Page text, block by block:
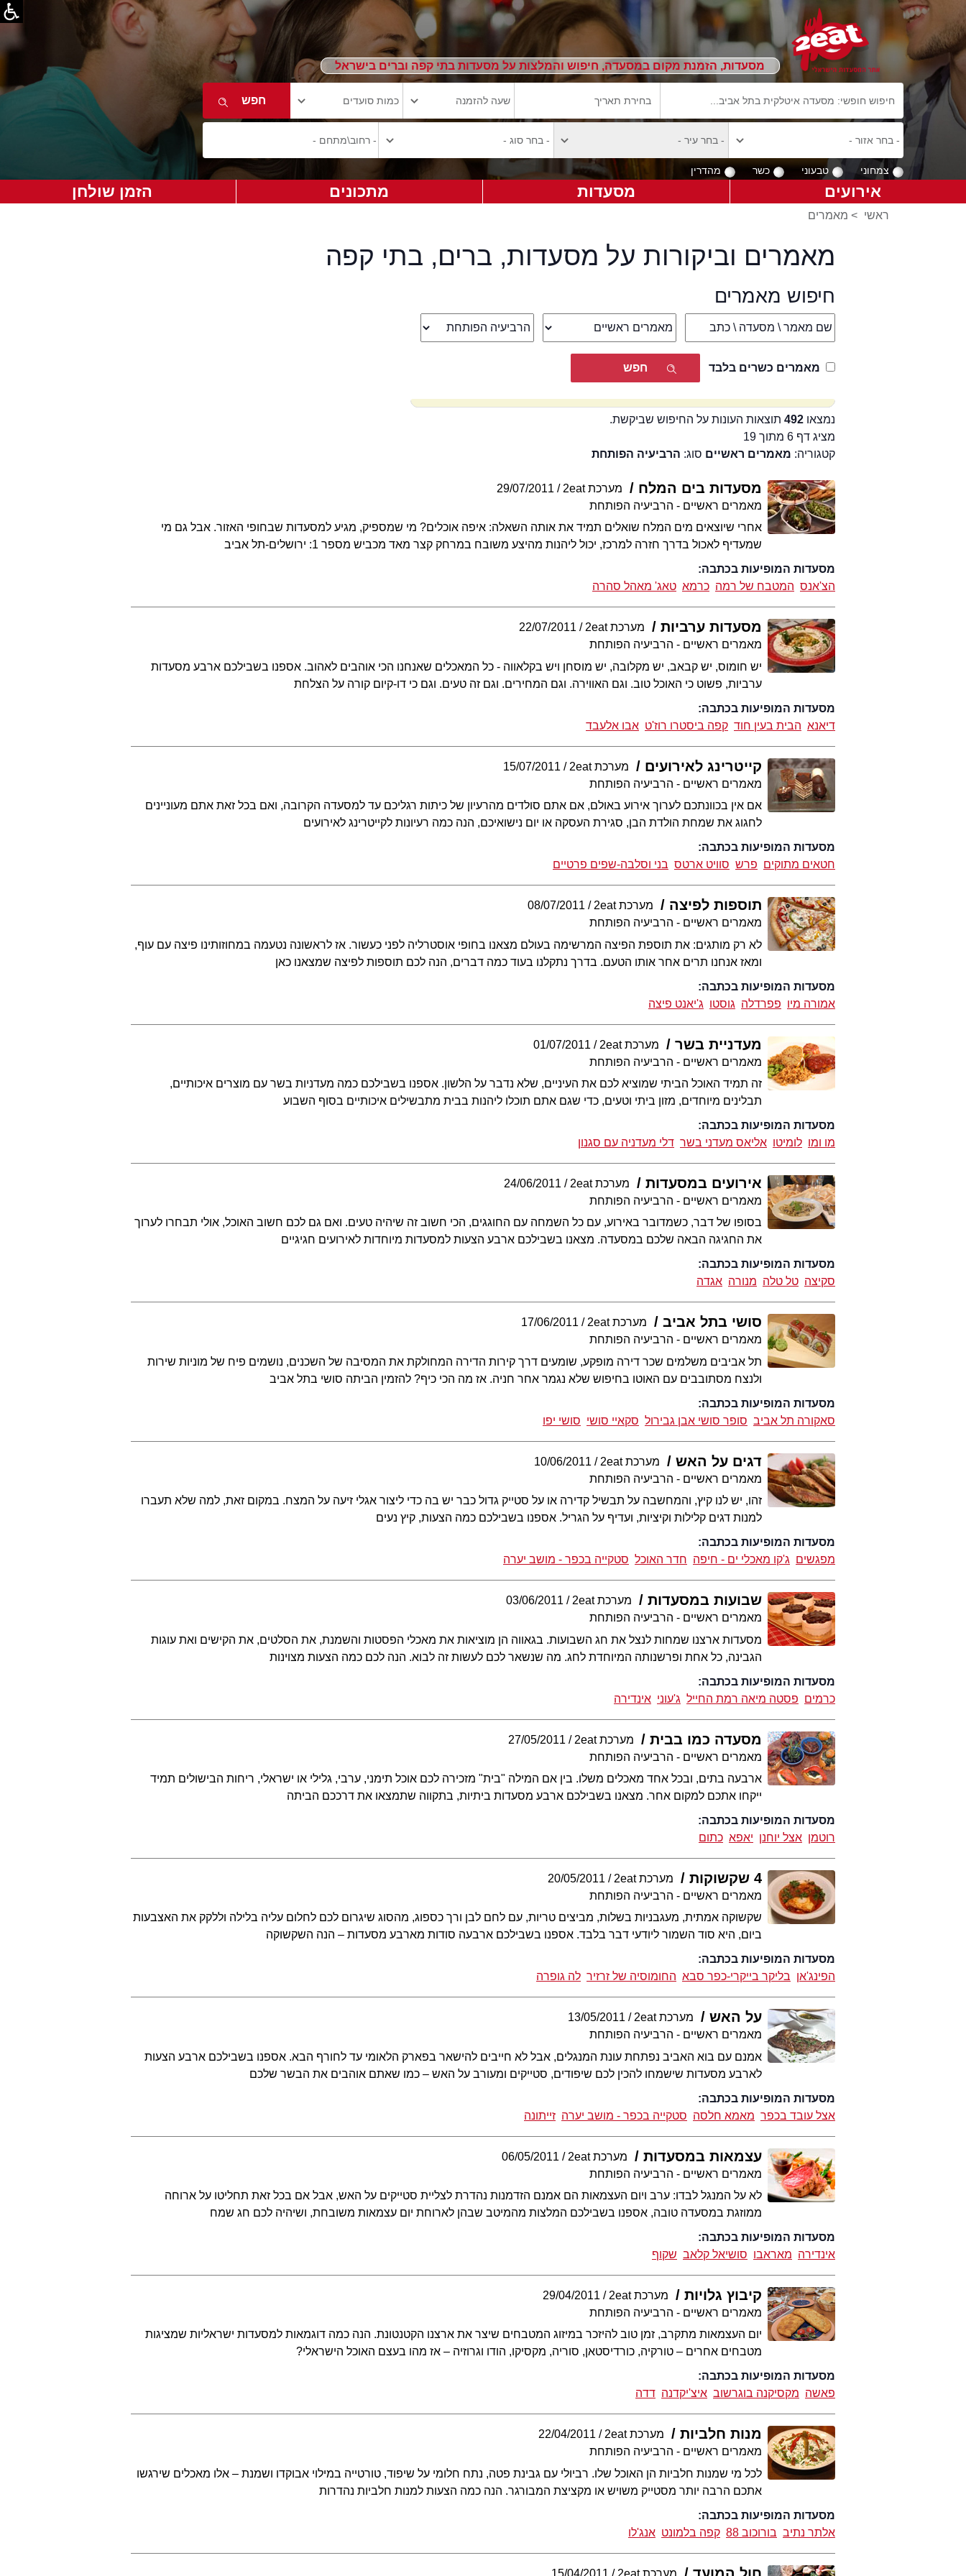
מסעדות, הזמנת מקום במסעדה, חיפוש והמלצות על מסעדות בתי קפה וברים בישראל
צמחוני טבעוני כשר מהדרין
אירועים מסעדות מתכונים הזמן שולחן
ראשי > מאמרים
מאמרים וביקורות על מסעדות, ברים, בתי קפה
חיפוש מאמרים
מאמרים כשרים בלבד
נמצאו 492תוצאות העונות על החיפוש שביקשת.
מציג דף 6 מתוך 19
קטגוריה: מאמרים ראשיים סוג: הרביעיה הפותחת
מסעדות בים המלח מערכת 2eat
29/07/2011
מאמרים ראשיים - הרביעיה הפותחת
אחרי שיוצאים מים המלח שואלים תמיד את אותה השאלה: איפה אוכלים? מי שמספיק, מגיע למסעדות שבחופי האזור. אבל גם מי
שמעדיף לאכול בדרך חזרה למרכז, יכול ליהנות מהיצע משובח במרחק קצר מאד מכביש מספר 1: ירושלים-תל אביב
מסעדות המופיעות בכתבה:
הצ'אנס המטבח של רמה כרמא טאג' מאהל סהרה
מסעדות ערביות מערכת 2eat
22/07/2011
מאמרים ראשיים - הרביעיה הפותחת
יש חומוס, יש קבאב, יש מקלובה, יש מוסחן ויש בקלאווה - כל המאכלים שאנחנו הכי אוהבים לאהוב. אספנו בשבילכם ארבע מסעדות
ערביות, פשוט כי האוכל טוב. וגם האווירה. וגם המחירים. וגם זה טעים. וגם כי דו-קיום קורה על הצלחת
מסעדות המופיעות בכתבה:
דיאנא הבית בעין חוד קפה ביסטרו רוז'ט אבו אלעבד
קייטרינג לאירועים מערכת 2eat
15/07/2011
מאמרים ראשיים - הרביעיה הפותחת
אם אין בכוונתכם לערוך אירוע באולם, אם אתם סולדים מהרעיון של כיתות רגליכם עד למסעדה הקרובה, ואם בכל זאת אתם מעוניינים
לחגוג את שמחת הולדת הבן, סגירת העסקה או יום נישואיכם, הנה כמה רעיונות לקייטרינג לאירועים
מסעדות המופיעות בכתבה:
חטאים מתוקים פרש סוויט ארטס בני וסלבה-שפים פרטיים
תוספות לפיצה מערכת 2eat
08/07/2011
מאמרים ראשיים - הרביעיה הפותחת
לא רק מותגים: את תוספת הפיצה המרשימה בעולם מצאנו בחופי אוסטרליה לפני כעשור. אז לראשונה נטעמה במחוזותינו פיצה עם עוף,
ומאז אנחנו תרים אחר אותו הטעם. בדרך נתקלנו בעוד כמה דברים, הנה לכם תוספות לפיצה שמצאנו כאן
מסעדות המופיעות בכתבה:
אמורה מיו פפרדלה גוסטו ג'יאנט פיצה
מעדניית בשר מערכת 2eat
01/07/2011
מאמרים ראשיים - הרביעיה הפותחת
זה תמיד האוכל הביתי שמוציא לכם את העיניים, שלא נדבר על הלשון. אספנו בשבילכם כמה מעדניות בשר עם מוצרים איכותיים,
תבלינים מיוחדים, מזון ביתי וטעים, כדי שגם אתם תוכלו ליהנות בבית מתבשילים איכותיים בסוף השבוע
מסעדות המופיעות בכתבה:
מו ומו לומיטו אליאס מעדני בשר דלי מעדניה עם סגנון
אירועים במסעדות מערכת 2eat
24/06/2011
מאמרים ראשיים - הרביעיה הפותחת
בסופו של דבר, כשמדובר באירוע, עם כל השמחה עם החוגגים, הכי חשוב זה שיהיה טעים. ואם גם לכם חשוב האוכל, אולי תבחרו לערוך
את החגיגה הבאה שלכם במסעדה. מצאנו בשבילכם ארבע הצעות למסעדות מיוחדות לאירועים חגיגיים
מסעדות המופיעות בכתבה:
סקיצה טל טלה מנורה אגדה
סושי בתל אביב מערכת 2eat
17/06/2011
מאמרים ראשיים - הרביעיה הפותחת
תל אביבים משלמים שכר דירה מופקע, שומעים דרך קירות הדירה המחולקת את המסיבה של השכנים, נושמים פיח של מוניות שירות
ולנצח מסתובבים עם האוטו בחיפוש שלא נגמר אחר חניה. אז מה הכי כיף? להזמין הביתה סושי בתל אביב
מסעדות המופיעות בכתבה:
סאקורה תל אביב סופר סושי אבן גבירול סקאיי סושי סושי יפו
דגים על האש מערכת 2eat
10/06/2011
מאמרים ראשיים - הרביעיה הפותחת
זהו, יש לנו קיץ, והמחשבה על תבשיל קדירה או על סטייק גדול כבר יש בה כדי ליצור אגלי זיעה על המצח. במקום זאת, למה שלא תעברו
למנות דגים קלילות וקיציות, ועדיף על הגריל. אספנו בשבילכם כמה הצעות, קיץ נעים
מסעדות המופיעות בכתבה:
מפגשים ג'קו מאכלי ים - חיפה חדר האוכל סטקייה בכפר - מושב יערה
שבועות במסעדות מערכת 2eat
03/06/2011
מאמרים ראשיים - הרביעיה הפותחת
מסעדות ארצנו שמחות לנצל את חג השבועות. בגאווה הן מוציאות את מאכלי הפסטות והשמנת, את הסלטים, את הקישים ואת עוגות
הגבינה, כל אחת ופרשנותה המיוחדת לחג. מה שנשאר לכם לעשות זה לבוא. הנה לכם כמה הצעות מצוינות
מסעדות המופיעות בכתבה:
כרמים פסטה מיאה רמת החייל ג'עוני אינדירה
מסעדה כמו בבית מערכת 2eat
27/05/2011
מאמרים ראשיים - הרביעיה הפותחת
ארבעה בתים, ובכל אחד מאכלים משלו. בין אם המילה "בית" מזכירה לכם אוכל תימני, ערבי, גלילי או ישראלי, ריחות הבישולים תמיד
ייקחו אתכם למקום אחר. מצאנו בשבילכם ארבע מסעדות ביתיות, בתקווה שתמצאו את דרככם הביתה
מסעדות המופיעות בכתבה:
רוטמן אצל יוחנן יאפא כתום
4 שקשוקות מערכת 2eat
20/05/2011
מאמרים ראשיים - הרביעיה הפותחת
שקשוקה אמתית, מעגבניות בשלות, מביצים טריות, עם לחם לבן ורך כספוג, מהסוג שיגרום לכם לחלום עליה בלילה וללקק את האצבעות
ביום, היא סוד השמור ליודעי דבר בלבד. אספנו בשבילכם ארבעה סודות מארבע מסעדות – הנה השקשוקה
מסעדות המופיעות בכתבה:
הפינג'אן בליקר בייקרי-כפר סבא החומוסיה של זרזיר לה גופרה
על האש מערכת 2eat
13/05/2011
מאמרים ראשיים - הרביעיה הפותחת
אמנם עם בוא האביב נפתחת עונת המנגלים, אבל לא חייבים להישאר בפארק הלאומי עד לחורף הבא. אספנו בשבילכם ארבע הצעות
לארבע מסעדות שישמחו להכין לכם שיפודים, סטייקים ומעורב על האש – כמו שאתם אוהבים את הבשר שלכם
מסעדות המופיעות בכתבה:
אצל עובד בכפר מאמא חלסה סטקייה בכפר - מושב יערה זייתונה
עצמאות במסעדות מערכת 2eat
06/05/2011
מאמרים ראשיים - הרביעיה הפותחת
לא על המנגל לבדו: ערב ויום העצמאות הם אמנם הזדמנות נהדרת לצליית סטייקים על האש, אבל אם בכל זאת תחליטו על ארוחה
ממוזגת במסעדה טובה, אספנו בשבילכם המלצות מהמיטב שבהן לארוחת יום עצמאות משובחת, ושיהיה לכם חג שמח
מסעדות המופיעות בכתבה:
אינדירה מאראבו סושיאל קלאב שקוף
קיבוץ גלויות מערכת 2eat
29/04/2011
מאמרים ראשיים - הרביעיה הפותחת
יום העצמאות מתקרב, זמן טוב להיזכר במיזוג המטבחים שיצר את ארצנו הקטנטונת. הנה כמה דוגמאות למסעדות ישראליות שמציגות
מטבחים אחרים – טורקיה, כורדיסטאן, סוריה, מקסיקו, הודו וגרוזיה – אז מהו בעצם האוכל הישראלי?
מסעדות המופיעות בכתבה:
פאשה מקסיקנה בוגרשוב איצ'יקדנה דדה
מנות חלביות מערכת 2eat
22/04/2011
מאמרים ראשיים - הרביעיה הפותחת
לכל מי שמנות חלביות הן האוכל שלו. רביולי עם גבינת פטה, נתח חלומי על שיפוד, טורטייה במילוי אבוקדו ושמנת – אלו מאכלים שירגשו
אתכם הרבה יותר מסטייק משויש או מקציצת המבורגר. הנה כמה הצעות למנות חלביות נהדרות
מסעדות המופיעות בכתבה:
אלתר נתיב בורוכוב 88 קפה בלמונט אנג'לו
מערכת 2eat 15/04/2011